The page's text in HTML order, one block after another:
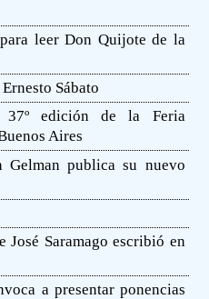
leer Don Quijote de la
Sábato
edición de la Feria
Aires
Gelman publica su nuevo
Saramago escribió en
a presentar ponencias